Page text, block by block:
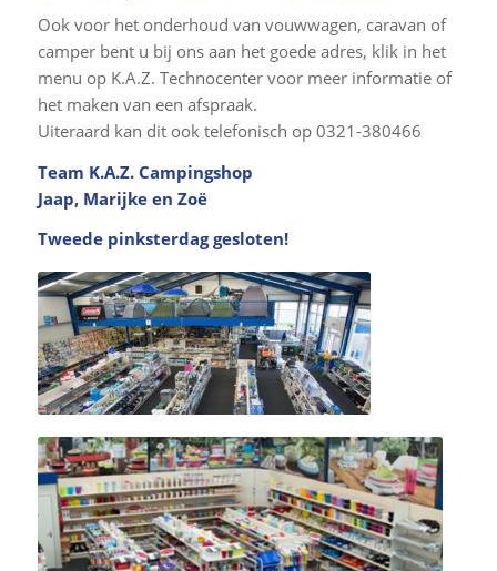
Ook voor het onderhoud van vouwwagen, caravan of
camper bent u bij ons aan het goede adres, klik in het
menu op K.A.Z. Technocenter voor meer informatie of
het maken van een afspraak.
Uiteraard kan dit ook telefonisch op 0321-380466
Team K.A.Z. Campingshop
Jaap, Marijke en Zoë
Tweede pinksterdag gesloten!